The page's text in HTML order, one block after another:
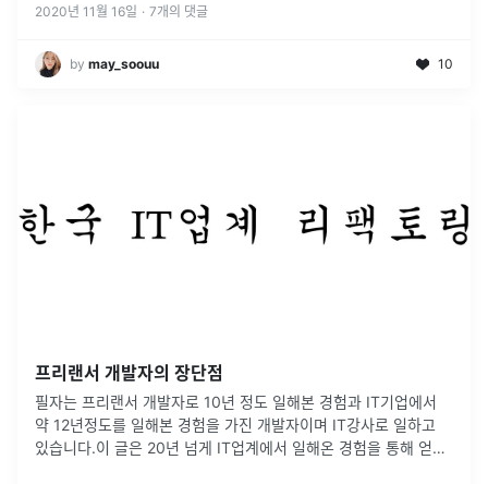
대한 불안함이었다...
2020년 11월 16일 · 7개의 댓글
by may_soouu 10
프리랜서 개발자의 장단점
필자는 프리랜서 개발자로 10년 정도 일해본 경험과 IT기업에서
약 12년정도를 일해본 경험을 가진 개발자이며 IT강사로 일하고
있습니다.이 글은 20년 넘게 IT업계에서 일해온 경험을 통해 얻은